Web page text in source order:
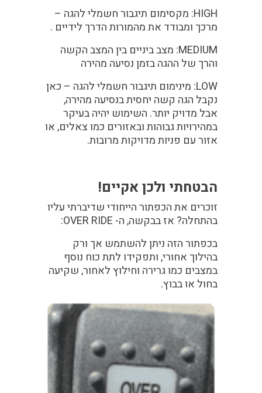
HIGH: מקסימום תיגבור חשמלי להגה –
מרכך ומבודד את מהמורות הדרך לידיים .
MEDIUM: מצב ביניים בין המצב הקשה
והרך של ההגה בזמן נסיעה מהירה
LOW: מינימום תיגבור חשמלי להגה – כאן
נקבל הגה קשה יחסית בנסיעה מהירה,
אבל מדויק יותר. השימוש יהיה בעיקר
במהירויות גבוהות ובאזורים כמו צאלים, או
אזור עם פניות מדויקות מרובות.
הבטחתי ולכן אקיים!
זוכרים את הכפתור הייחודי שדיברתי עליו
בהתחלה? אז בבקשה, ה- OVER RIDE
:
בכפתור הזה ניתן להשתמש אך ורק
בהילוך אחורי, ותפקידו לתת כוח נוסף
במצבים כמו גרירה וחילוץ לאחור, שקיעה
בחול או בבוץ.